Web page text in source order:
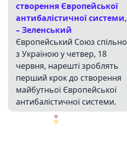
створення Європейської
антибалістичної системи,
– Зеленський
Європейський Союз спільно
з Україною у четвер, 18
червня, нарешті зроблять
перший крок до створення
майбутньої Європейської
антибалістичної системи.
🎖️